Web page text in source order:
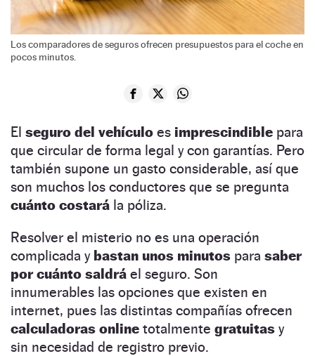
Los comparadores de seguros ofrecen presupuestos para el coche en
pocos minutos.
El seguro del vehículo es imprescindible para
que circular de forma legal y con garantías. Pero
también supone un gasto considerable, así que
son muchos los conductores que se pregunta
cuánto costará la póliza.
Resolver el misterio no es una operación
complicada y bastan unos minutos para saber
por cuánto saldrá el seguro. Son
innumerables las opciones que existen en
internet, pues las distintas compañías ofrecen
calculadoras online totalmente gratuitas y
sin necesidad de registro previo.